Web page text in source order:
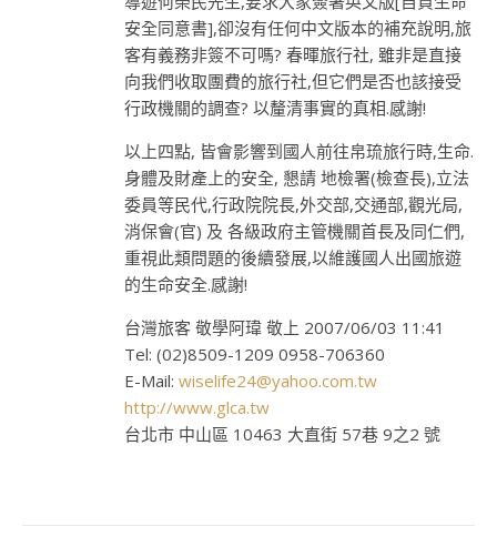
安全同意書],卻沒有任何中文版本的補充說明,旅
客有義務非簽不可嗎? 春暉旅行社, 雖非是直接
向我們收取團費的旅行社,但它們是否也該接受
行政機關的調查? 以釐清事實的真相.感謝!
以上四點, 皆會影響到國人前往帛琉旅行時,生命.
身體及財產上的安全, 懇請 地檢署(檢查長),立法
委員等民代,行政院院長,外交部,交通部,觀光局,
消保會(官) 及 各級政府主管機關首長及同仁們,
重視此類問題的後續發展,以維護國人出國旅遊
的生命安全.感謝!
台灣旅客 敬學阿瑋 敬上 2007/06/03 11:41
Tel: (02)8509-1209 0958-706360
E-Mail: wiselife24@yahoo.com.tw
http://www.glca.tw
台北市 中山區 10463 大直街 57巷 9之2 號